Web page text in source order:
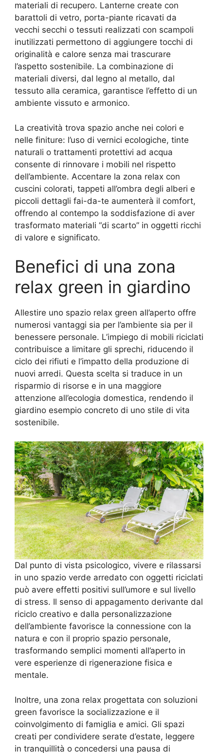
materiali di recupero. Lanterne create con
barattoli di vetro, porta-piante ricavati da
vecchi secchi o tessuti realizzati con scampoli
inutilizzati permettono di aggiungere tocchi di
originalità e calore senza mai trascurare
l’aspetto sostenibile. La combinazione di
materiali diversi, dal legno al metallo, dal
tessuto alla ceramica, garantisce l’effetto di un
ambiente vissuto e armonico.
La creatività trova spazio anche nei colori e
nelle finiture: l’uso di vernici ecologiche, tinte
naturali o trattamenti protettivi ad acqua
consente di rinnovare i mobili nel rispetto
dell’ambiente. Accentare la zona relax con
cuscini colorati, tappeti all’ombra degli alberi e
piccoli dettagli fai-da-te aumenterà il comfort,
offrendo al contempo la soddisfazione di aver
trasformato materiali “di scarto” in oggetti ricchi
di valore e significato.
Benefici di una zona
relax green in giardino
Allestire uno spazio relax green all’aperto offre
numerosi vantaggi sia per l’ambiente sia per il
benessere personale. L’impiego di mobili riciclati
contribuisce a limitare gli sprechi, riducendo il
ciclo dei rifiuti e l’impatto della produzione di
nuovi arredi. Questa scelta si traduce in un
risparmio di risorse e in una maggiore
attenzione all’ecologia domestica, rendendo il
giardino esempio concreto di uno stile di vita
sostenibile.
Dal punto di vista psicologico, vivere e rilassarsi
in uno spazio verde arredato con oggetti riciclati
può avere effetti positivi sull’umore e sul livello
di stress. Il senso di appagamento derivante dal
riciclo creativo e dalla personalizzazione
dell’ambiente favorisce la connessione con la
natura e con il proprio spazio personale,
trasformando semplici momenti all’aperto in
vere esperienze di rigenerazione fisica e
mentale.
Inoltre, una zona relax progettata con soluzioni
green favorisce la socializzazione e il
coinvolgimento di famiglia e amici. Gli spazi
creati per condividere serate d’estate, leggere
in tranquillità o concedersi una pausa di